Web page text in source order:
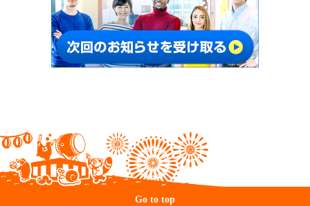
Go to top